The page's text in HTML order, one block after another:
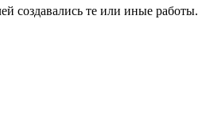
создавались те или иные работы.